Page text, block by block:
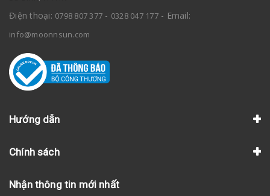
Điện thoại: 0798 807 377 - 0328 047 177- Email:
info@moonnsun.com
Hướng dẫn
Chính sách
Nhận thông tin mới nhất